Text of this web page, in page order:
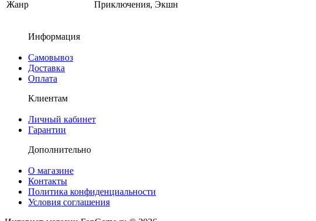
Жанр
Приключения, Экшн
Информация
Самовывоз
Доставка
Оплата
Клиентам
Личный кабинет
Гарантии
Дополнительно
О магазине
Контакты
Политика конфиденциальности
Условия соглашения